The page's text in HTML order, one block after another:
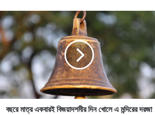
বছরে মাত্র একবারই বিজয়াদশমীর দিন খোলে এ মন্দিরের দরজা